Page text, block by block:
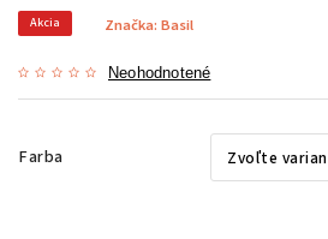
Akcia
Neohodnotené
Značka: Basil
Farba